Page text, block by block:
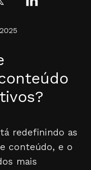
redefinindo as
conteúdo, e o
mais